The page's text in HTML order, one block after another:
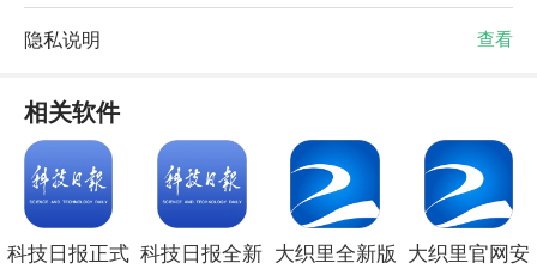
隐私说明 查看
相关软件
科技日报正式 科技日报全新 大织里全新版 大织里官网安